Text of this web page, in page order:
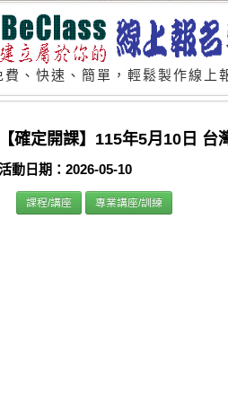
費、快速、簡單，輕鬆製作線上
【確定開課】115年5月10日
動日期：2026-05-10
課程/講座 專業講座/訓練